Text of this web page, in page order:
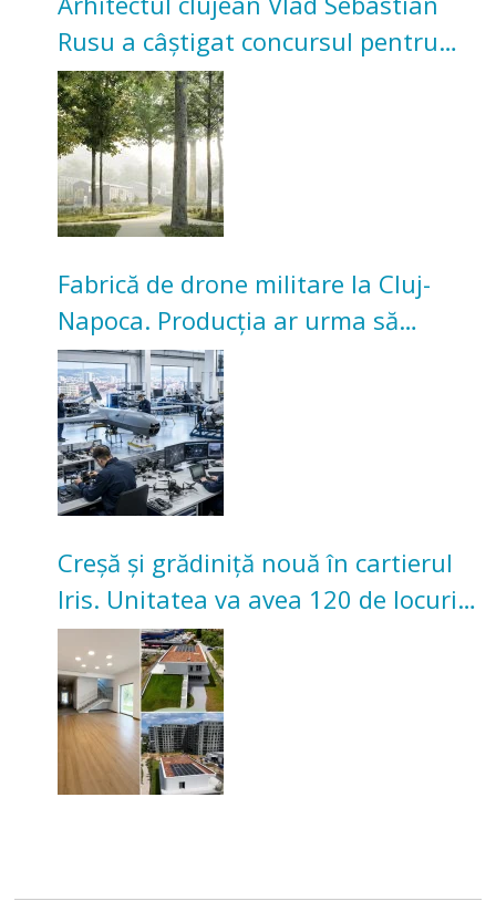
Rusu a câștigat concursul pentru
transformarea Grădinii Casei
Universitarilor
Fabrică de drone militare la Cluj-
Napoca. Producția ar urma să
înceapă în toamna acestui an
Creșă și grădiniță nouă în cartierul
Iris. Unitatea va avea 120 de locuri
pentru copii